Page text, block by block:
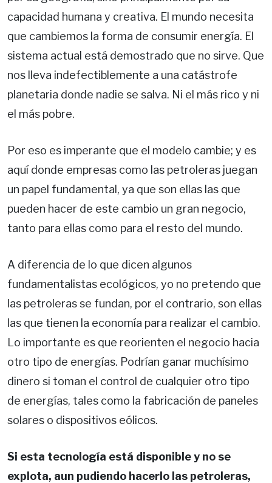
capacidad humana y creativa. El mundo necesita
que cambiemos la forma de consumir energía. El
sistema actual está demostrado que no sirve. Que
nos lleva indefectiblemente a una catástrofe
planetaria donde nadie se salva. Ni el más rico y ni
el más pobre.
Por eso es imperante que el modelo cambie; y es
aquí donde empresas como las petroleras juegan
un papel fundamental, ya que son ellas las que
pueden hacer de este cambio un gran negocio,
tanto para ellas como para el resto del mundo.
A diferencia de lo que dicen algunos
fundamentalistas ecológicos, yo no pretendo que
las petroleras se fundan, por el contrario, son ellas
las que tienen la economía para realizar el cambio.
Lo importante es que reorienten el negocio hacia
otro tipo de energías. Podrían ganar muchísimo
dinero si toman el control de cualquier otro tipo
de energías, tales como la fabricación de paneles
solares o dispositivos eólicos.
Si esta tecnología está disponible y no se
explota, aun pudiendo hacerlo las petroleras,